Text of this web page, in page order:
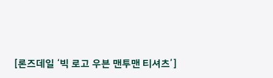
[론즈데일 ‘빅 로고 우븐 맨투맨 티셔츠’]